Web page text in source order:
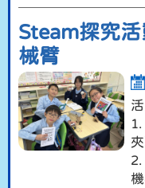
Steam探究
械臂
2.